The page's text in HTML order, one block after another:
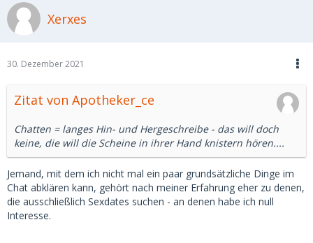
Xerxes
30. Dezember 2021
Zitat von Apotheker_ce
Chatten = langes Hin- und Hergeschreibe - das will doch
keine, die will die Scheine in ihrer Hand knistern hören....
Jemand, mit dem ich nicht mal ein paar grundsätzliche Dinge im
Chat abklären kann, gehört nach meiner Erfahrung eher zu denen,
die ausschließlich Sexdates suchen - an denen habe ich null
Interesse.